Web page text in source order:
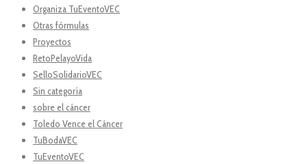
Organiza TuEventoVEC
Otras fórmulas
Proyectos
RetoPelayoVida
SelloSolidarioVEC
Sin categoría
sobre el cáncer
Toledo Vence el Cáncer
TuBodaVEC
TuEventoVEC